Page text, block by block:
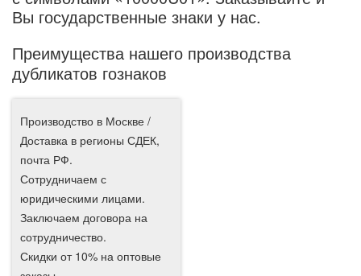
Вы государственные знаки у нас.
Преимущества нашего производства
дубликатов гознаков
Производство в Москве /
Доставка в регионы СДЕК,
почта РФ.
Сотрудничаем с
юридическими лицами.
Заключаем договора на
сотрудничество.
Скидки от 10% на оптовые